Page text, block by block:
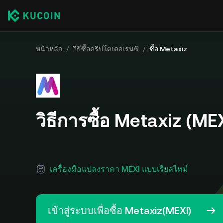
หน้าหลัก / วิธีซื้อคริปโตเคอเรนซี / ซื้อ Metaxiz
วิธีการซื้อ Metaxiz
เครื่องมือแปลงราคา MEXI แบบเรียลไทม์
เข้าสู่ระบบเพื่อซื้อ Metaxiz(MEXI)